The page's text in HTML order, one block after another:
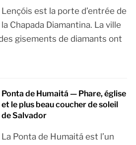
Lençóis est la porte d’entrée de
la Chapada Diamantina. La ville
gisements de diamants ont
Ponta de Humaitá — Phare, église
et le plus beau coucher de soleil
de Salvador
La Ponta de Humaitá est l’un